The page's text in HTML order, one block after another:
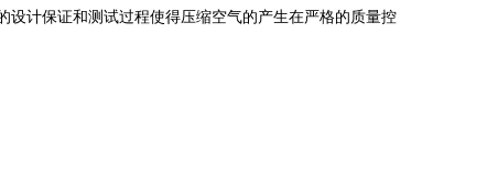
计保证和测试过程使得压缩空气的产生在严格的质量控